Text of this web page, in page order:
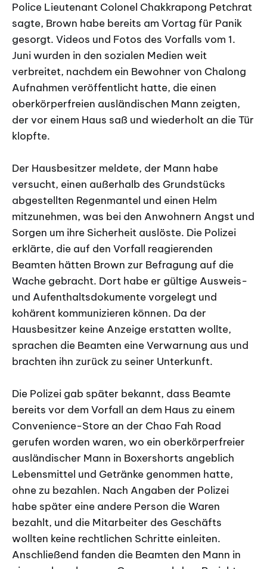
Police Lieutenant Colonel Chakkrapong Petchrat
sagte, Brown habe bereits am Vortag für Panik
gesorgt. Videos und Fotos des Vorfalls vom 1.
Juni wurden in den sozialen Medien weit
verbreitet, nachdem ein Bewohner von Chalong
Aufnahmen veröffentlicht hatte, die einen
oberkörperfreien ausländischen Mann zeigten,
der vor einem Haus saß und wiederholt an die Tür
klopfte.
Der Hausbesitzer meldete, der Mann habe
versucht, einen außerhalb des Grundstücks
abgestellten Regenmantel und einen Helm
mitzunehmen, was bei den Anwohnern Angst und
Sorgen um ihre Sicherheit auslöste. Die Polizei
erklärte, die auf den Vorfall reagierenden
Beamten hätten Brown zur Befragung auf die
Wache gebracht. Dort habe er gültige Ausweis-
und Aufenthaltsdokumente vorgelegt und
kohärent kommunizieren können. Da der
Hausbesitzer keine Anzeige erstatten wollte,
sprachen die Beamten eine Verwarnung aus und
brachten ihn zurück zu seiner Unterkunft.
Die Polizei gab später bekannt, dass Beamte
bereits vor dem Vorfall an dem Haus zu einem
Convenience-Store an der Chao Fah Road
gerufen worden waren, wo ein oberkörperfreier
ausländischer Mann in Boxershorts angeblich
Lebensmittel und Getränke genommen hatte,
ohne zu bezahlen. Nach Angaben der Polizei
habe später eine andere Person die Waren
bezahlt, und die Mitarbeiter des Geschäfts
wollten keine rechtlichen Schritte einleiten.
Anschließend fanden die Beamten den Mann in